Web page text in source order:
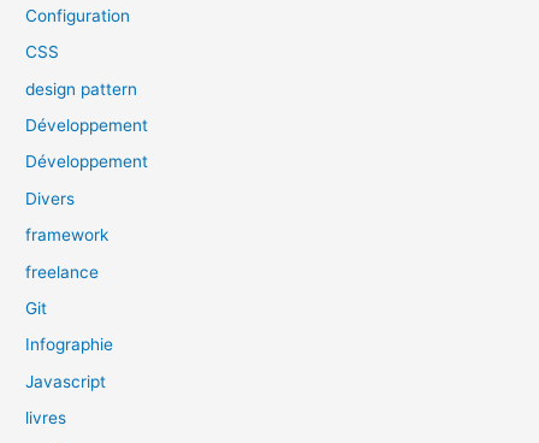
Configuration
CSS
design pattern
Développement
Développement
Divers
framework
freelance
Git
Infographie
Javascript
livres